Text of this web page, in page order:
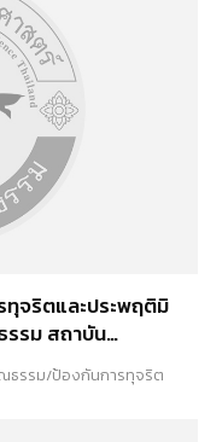
จริตและประพฤติมิ
รม สถาบัน
.ศ. 2568
ธรรม/ป้องกันการทุจริต